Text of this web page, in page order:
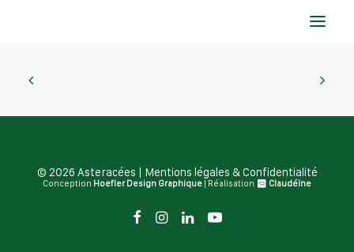
la compagnie
agenda
© 2026 Asteracées | Mentions légales & Confidentialité
Conception Hoefler Design Graphique | Réalisation Claudéïne